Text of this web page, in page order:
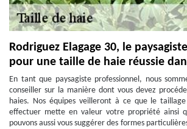
Rodriguez Elagage 30, le
pour une taille de haie réussie
En tant que paysagiste professionnel, nous
conseiller sur la manière dont vous devez
haies. Nos équipes veilleront à ce que le
effectuer mette en valeur votre propriété ainsi
pouvons aussi vous suggérer des formes